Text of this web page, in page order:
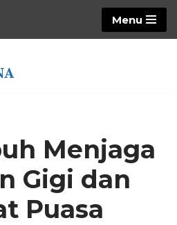
Menu
Menjaga
Gigi dan
Puasa